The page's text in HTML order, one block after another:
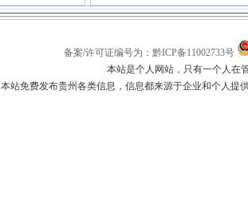
备案/许可证编号为：黔ICP备11002733号
本站是个人网站，只有一个人在
本站免费发布贵州各类信息，信息都来源于企业和个人提